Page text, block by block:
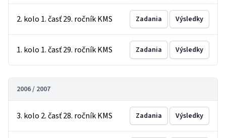
2. kolo 1. časť 29. ročník KMS Zadania Výsledky
1. kolo 1. časť 29. ročník KMS Zadania Výsledky
2006 / 2007
3. kolo 2. časť 28. ročník KMS Zadania Výsledky